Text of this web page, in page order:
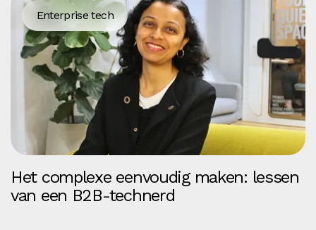
Enterprise tech
Het complexe eenvoudig maken: lessen
van een B2B-technerd